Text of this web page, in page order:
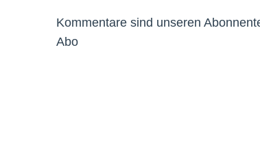
Kommentare sind unseren
Abo